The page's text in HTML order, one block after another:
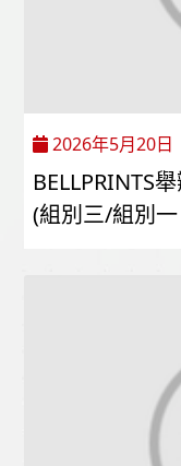
2026年5月20日
BELLPRINTS
(組別三/組別